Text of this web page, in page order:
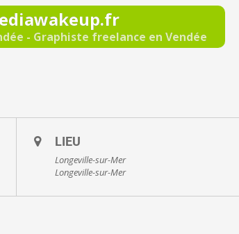
- Graphiste freelance en Vendée
LIEU
Longeville-sur-Mer
Longeville-sur-Mer